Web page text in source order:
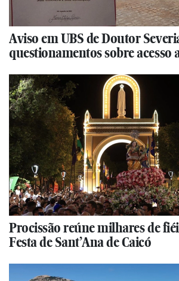
Aviso em UBS de Doutor
questionamentos sobre acesso
Procissão reúne milhares de
Festa de Sant’Ana de Caicó